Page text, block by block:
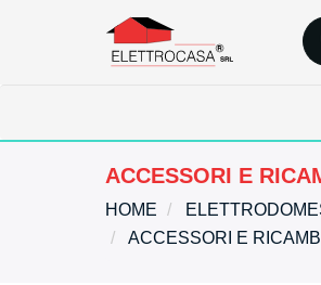
ACCESSORI E
HOME
ACCESSORI E